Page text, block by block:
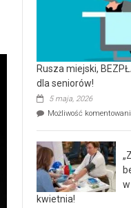
Rusza miejski,
dla seniorów!
5 maja, 2026
Możliwość
kwietnia!